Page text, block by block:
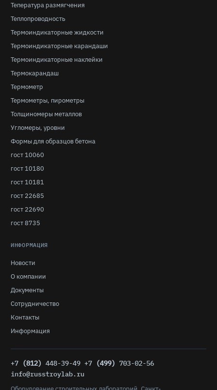
Тепература размягчения
Теплопроводность
Термоиндикаторные жидкости
Термоиндикаторные карандаши
Термоиндикаторные наклейки
Термокарандаш
Термометр
Термометры, пирометры
Толщиномеры металлов
Угломеры, уровни
Формы для образцов бетона
гост 10060
гост 10180
гост 10181
гост 22685
гост 22690
гост 8735
ИНФОРМАЦИЯ
Новости
О компании
Документы
Сотрудничество
Контакты
Информация
+7 (812) 448-39-49 +7 (499) 703-02-56
info@russtroylab.ru